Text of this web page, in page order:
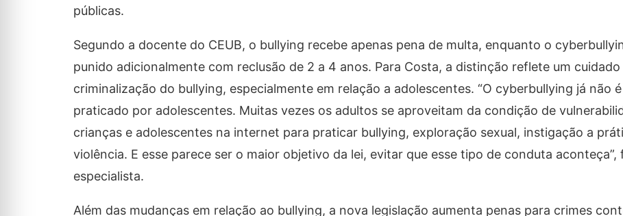
públicas.
Segundo a docente do CEUB, o bullying recebe apenas pena de multa, enquanto o
punido adicionalmente com reclusão de 2 a 4 anos. Para Costa, a distinção reflete um
criminalização do bullying, especialmente em relação a adolescentes. “O cyberbullying já não
praticado por adolescentes. Muitas vezes os adultos se aproveitam da condição de
crianças e adolescentes na internet para praticar bullying, exploração sexual, instigação a
violência. E esse parece ser o maior objetivo da lei, evitar que esse tipo de conduta aconteça”,
especialista.
Além das mudanças em relação ao bullying, a nova legislação aumenta penas para crimes